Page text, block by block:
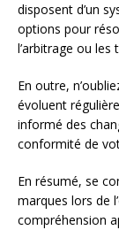
disposent d’un
options pour
l’arbitrage ou les
En outre,
évoluent
informé des
conformité de
En résumé, se
marques lors de
compréhension